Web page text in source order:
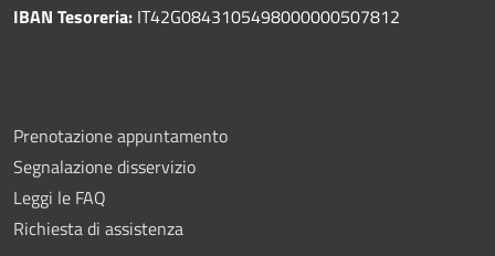
IBAN Tesoreria: IT42G0843105498000000507812
Prenotazione appuntamento
Segnalazione disservizio
Leggi le FAQ
Richiesta di assistenza